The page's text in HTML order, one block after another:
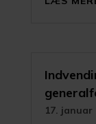
17. januar